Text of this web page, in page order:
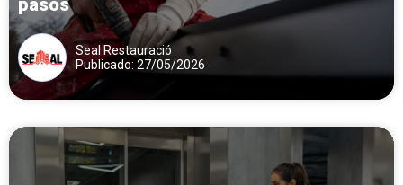
pasos
Seal Restauració
Publicado: 27/05/2026